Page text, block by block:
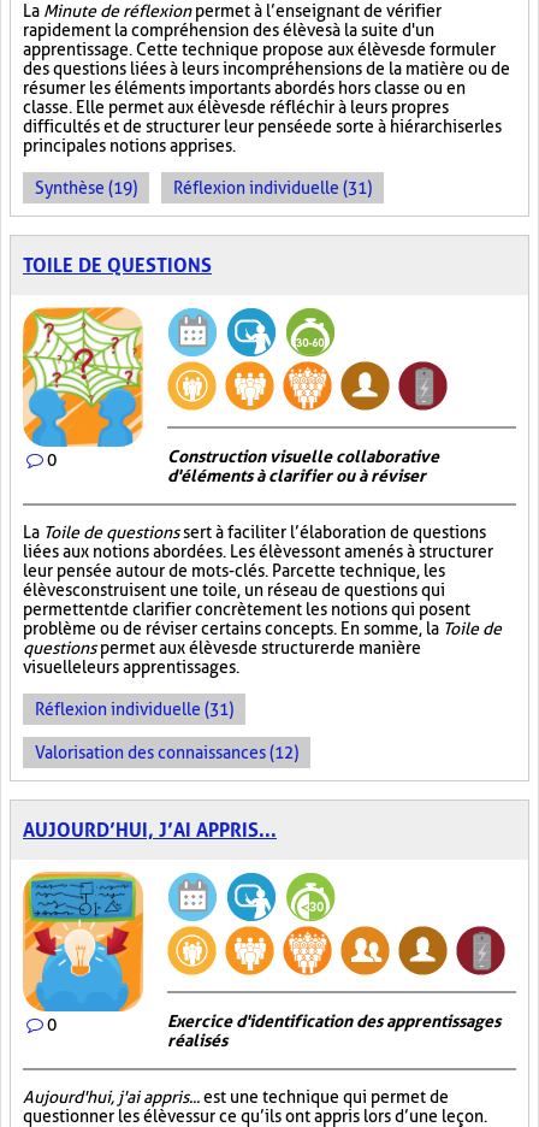
La Minute de réflexionpermet à l’enseignant de vérifier
rapidement la compréhension des élèves à la suite d'un
apprentissage. Cette technique propose aux élèves de formuler
des questions liées à leurs incompréhensions de la matière ou de
résumer les éléments importants abordés hors classe ou en
classe. Elle permet aux élèves de réfléchir à leurs propres
difficultés et de structurer leur pensée de sorte à hiérarchiser les
principales notions apprises.
Synthèse (19) Réflexion individuelle (31)
TOILE DE QUESTIONS
0
Construction visuelle collaborative
d'éléments à clarifier ou à réviser
La Toile de questionssert à faciliter l’élaboration de questions
liées aux notions abordées. Les élèves sont amenés à structurer
leur pensée autour de mots-clés. Par cette technique, les
élèves construisent une toile, un réseau de questions qui
permettent de clarifier concrètement les notions qui posent
problème ou de réviser certains concepts. En somme, la Toile de
questionspermet aux élèves de structurer de manière
visuelle leurs apprentissages.
Réflexion individuelle (31)
Valorisation des connaissances (12)
AUJOURD’HUI, J’AI APPRIS...
0
Exercice d'identification des apprentissages
réalisés
Aujourd'hui, j'ai appris...est une technique qui permet de
questionner les élèves sur ce qu’ils ont appris lors d’une leçon.